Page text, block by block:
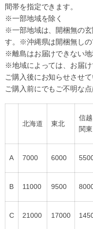
間帯を指定できます。
※一部地域を除く
※一部地域は、開梱無の
す。※沖縄県は開梱無しの
※離島はお届けできない地
※地域によっては、お届
ご購入後にお知らせさせて
ご購入前にでもご不明な
北海道 東北
信越
関東
A 7000 6000
B 11000 9500
C 21000 17000